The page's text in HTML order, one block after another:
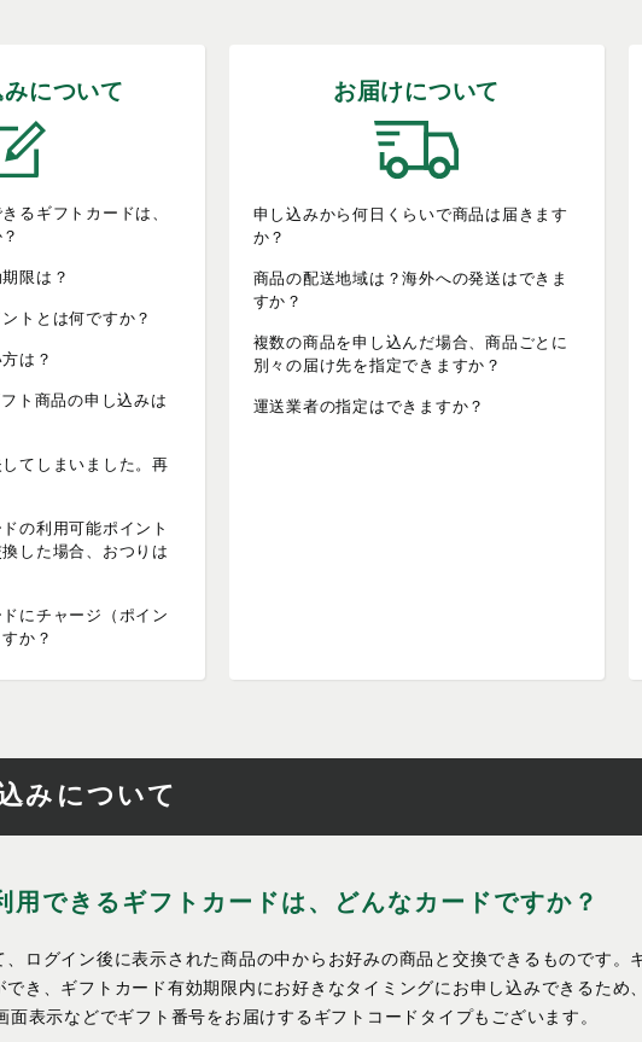
について
るギフトカードは、
限は？
トとは何ですか？
は？
ト商品の申し込みは
てしまいました。再
の利用可能ポイント
した場合、おつりは
にチャージ（ポイン
か？
お届けについて
申し込みから何日くらいで商品は届きます
か？
商品の配送地域は？海外への発送はできま
すか？
複数の商品を申し込んだ場合、商品ごとに
別々の届け先を指定できますか？
運送業者の指定はできますか？
みについて
用できるギフトカードは、どんなカードですか？
、ログイン後に表示された商品の中からお好みの商品と交換できるものです
でき、ギフトカード有効期限内にお好きなタイミングにお申し込みできるため
面表示などでギフト番号をお届けするギフトコードタイプもございます。